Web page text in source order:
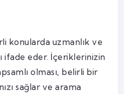
konularda uzmanlık ve
ifade eder. İçeriklerinizin
olması, belirli bir
sağlar ve arama